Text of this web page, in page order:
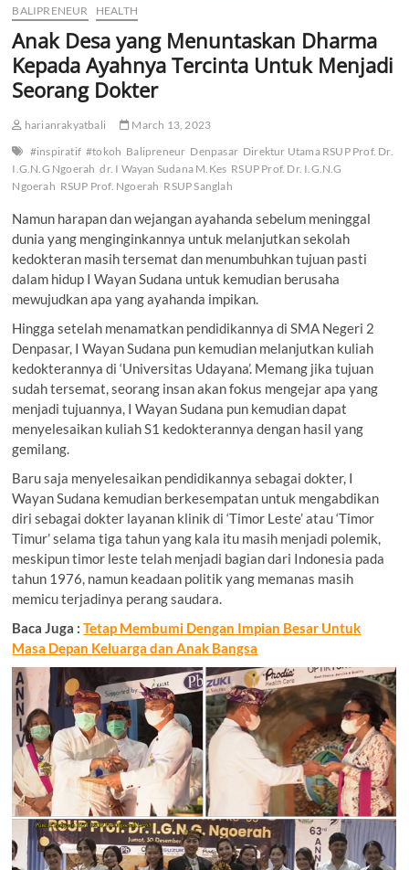
BALIPRENEUR HEALTH
Anak Desa yang Menuntaskan Dharma
Kepada Ayahnya Tercinta Untuk Menjadi
Seorang Dokter
harianrakyatbali
March 13, 2023
#inspiratif #tokoh Balipreneur Denpasar Direktur Utama RSUP Prof. Dr.
I.G.N.G Ngoerah dr. I Wayan Sudana M.Kes RSUP Prof. Dr. I.G.N.G
Ngoerah RSUP Prof. Ngoerah RSUP Sanglah
Namun harapan dan wejangan ayahanda sebelum meninggal
dunia yang menginginkannya untuk melanjutkan sekolah
kedokteran masih tersemat dan menumbuhkan tujuan pasti
dalam hidup I Wayan Sudana untuk kemudian berusaha
mewujudkan apa yang ayahanda impikan.
Hingga setelah menamatkan pendidikannya di SMA Negeri 2
Denpasar, I Wayan Sudana pun kemudian melanjutkan kuliah
kedokterannya di ‘Universitas Udayana’. Memang jika tujuan
sudah tersemat, seorang insan akan fokus mengejar apa yang
menjadi tujuannya, I Wayan Sudana pun kemudian dapat
menyelesaikan kuliah S1 kedokterannya dengan hasil yang
gemilang.
Baru saja menyelesaikan pendidikannya sebagai dokter, I
Wayan Sudana kemudian berkesempatan untuk mengabdikan
diri sebagai dokter layanan klinik di ‘Timor Leste’ atau ‘Timor
Timur’ selama tiga tahun yang kala itu masih menjadi polemik,
meskipun timor leste telah menjadi bagian dari Indonesia pada
tahun 1976, namun keadaan politik yang memanas masih
memicu terjadinya perang saudara.
Baca Juga :Tetap Membumi Dengan Impian Besar Untuk
Masa Depan Keluarga dan Anak Bangsa